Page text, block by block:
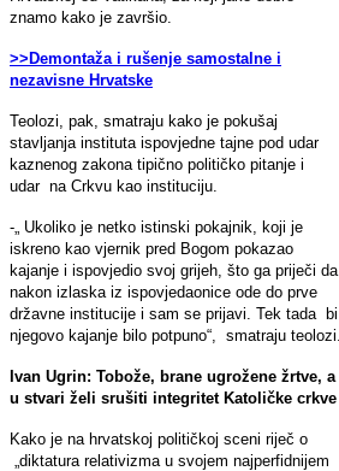
znamo kako je završio.
>>Demontaža i rušenje samostalne i
nezavisne Hrvatske
Teolozi, pak, smatraju kako je pokušaj
stavljanja instituta ispovjedne tajne pod udar
kaznenog zakona tipično političko pitanje i
udar na Crkvu kao instituciju.
-„ Ukoliko je netko istinski pokajnik, koji je
iskreno kao vjernik pred Bogom pokazao
kajanje i ispovjedio svoj grijeh, što ga priječi da
nakon izlaska iz ispovjedaonice ode do prve
državne institucije i sam se prijavi. Tek tada bi
njegovo kajanje bilo potpuno“, smatraju teolozi.
Ivan Ugrin: Tobože, brane ugrožene žrtve, a
u stvari želi srušiti integritet Katoličke crkve
Kako je na hrvatskoj političkoj sceni riječ o
„diktatura relativizma u svojem najperfidnijem